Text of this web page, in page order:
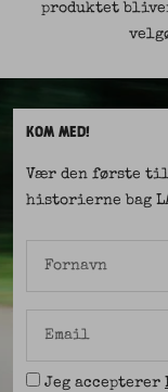
produktet
KOM MED!
Vær den første til
historierne bag
Fornavn
Email
Jeg accepterer